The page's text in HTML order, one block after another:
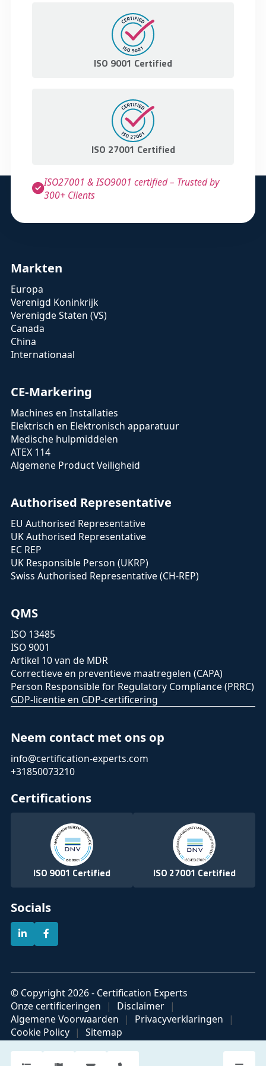
ISO 9001 Certified
ISO 27001 Certified
ISO27001 & ISO9001 certified – Trusted by
300+ Clients
Markten
Europa
Verenigd Koninkrijk
Verenigde Staten (VS)
Canada
China
Internationaal
CE-Markering
Machines en Installaties
Elektrisch en Elektronisch apparatuur
Medische hulpmiddelen
ATEX 114
Algemene Product Veiligheid
Authorised Representative
EU Authorised Representative
UK Authorised Representative
EC REP
UK Responsible Person (UKRP)
Swiss Authorised Representative (CH-REP)
QMS
ISO 13485
ISO 9001
Artikel 10 van de MDR
Correctieve en preventieve maatregelen (CAPA)
Person Responsible for Regulatory Compliance (PRRC)
GDP-licentie en GDP-certificering
Neem contact met ons op
info@certification-experts.com
+31850073210
Certifications
ISO 9001 Certified ISO 27001 Certified
Socials
© Copyright 2026 - Certification Experts
Onze certificeringen
Disclaimer
Algemene Voorwaarden
Privacyverklaringen
Cookie Policy
Sitemap